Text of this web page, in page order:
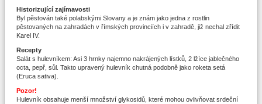
Historizující zajímavosti
Byl pěstován také polabskými Slovany a je znám jako jedna z rostlin
pěstovaných na zahradách v římských provinciích i v zahradě, již nechal zřídit
Karel IV.
Recepty
Salát s hulevníkem: Asi 3 hrnky najemno nakrájených lístků, 2 lžíce jablečného
octa, pepř, sůl. Takto upravený hulevník chutná podobně jako roketa setá
(Eruca sativa).
Pozor!
Hulevník obsahuje menší množství glykosidů, které mohou ovlivňovat srdeční